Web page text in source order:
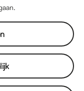
van
tijdlijn
Penning